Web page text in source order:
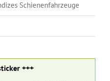
Schienenfahrzeuge
+++